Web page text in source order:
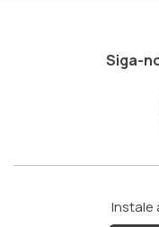
Siga-
Instale